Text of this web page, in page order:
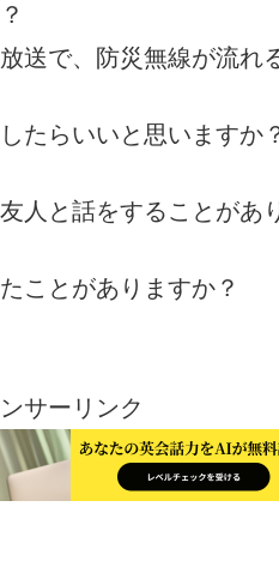
で、防災無線が流れ
したらいいと思います
人と話をすることがあ
ことがありますか？
サーリンク